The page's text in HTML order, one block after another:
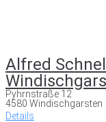
Alfred
Pyhrnstraße 12
4580 Windischgarsten
Details